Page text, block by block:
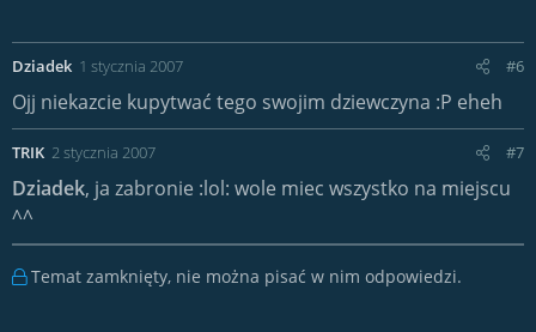
Dziadek 1 stycznia 2007 #6
Ojj niekazcie kupytwać tego swojim dziewczyna :P eheh
TRIK 2 stycznia 2007 #7
Dziadek, ja zabronie :lol: wole miec wszystko na miejscu
^^
Temat zamknięty, nie można pisać w nim odpowiedzi.